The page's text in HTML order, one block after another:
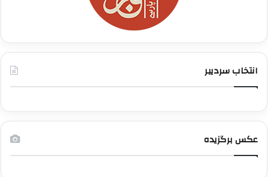
انتخاب سردیبر
عکس برگزیده